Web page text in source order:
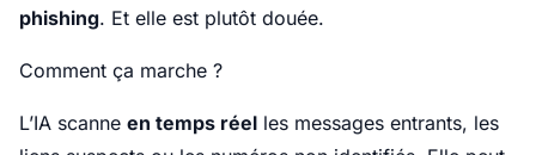
phishing. Et elle est plutôt douée.
Comment ça marche ?
L’IA scanne en temps réel les messages entrants, les